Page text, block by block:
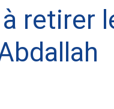
retirer